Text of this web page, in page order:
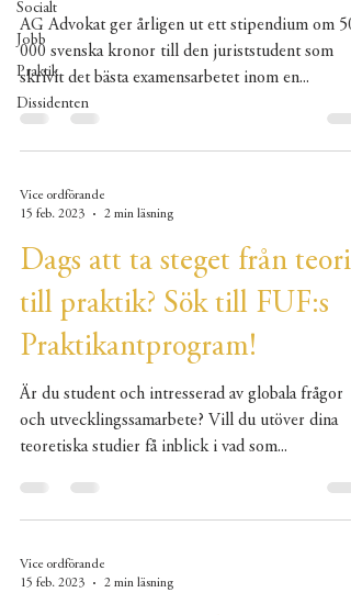
Socialt
Jobb
Praktik
Dissidenten
AG Advokat ger årligen ut ett stipendium om 50
000 svenska kronor till den juriststudent som
skrivit det bästa examensarbetet inom en...
Vice ordförande
15 feb. 2023
2 min läsning
Dags att ta steget från teori
till praktik? Sök till FUF:s
Praktikantprogram!
Är du student och intresserad av globala frågor
och utvecklingssamarbete? Vill du utöver dina
teoretiska studier få inblick i vad som...
Vice ordförande
15 feb. 2023
2 min läsning